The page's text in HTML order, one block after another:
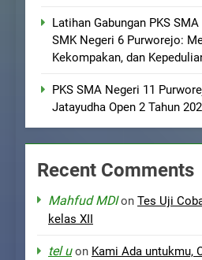
Latihan Gabungan PKS
SMK Negeri 6 Purworejo:
Kekompakan, dan
PKS SMA Negeri 11
Jatayudha Open 2 Tahun
Recent Comments
Mahfud MDIon Tes Uji
kelas XII
tel uon Kami Ada untukmu,